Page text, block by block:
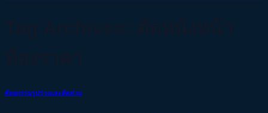
ศัลยกรรมรูปร่างและสัดส่วน